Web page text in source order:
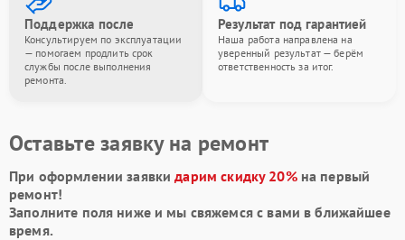
Поддержка после
Консультируем по эксплуатации
— помогаем продлить срок
службы после выполнения
ремонта.
Результат под гарантией
Наша работа направлена на
уверенный результат — берём
ответственность за итог.
Оставьте заявку на ремонт
При оформлении заявкидарим скидку 20%на первый
ремонт!
Заполните поля ниже и мы свяжемся с вами в ближайшее
время.